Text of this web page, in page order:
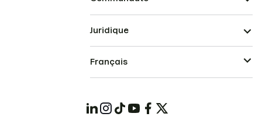
Juridique
Français